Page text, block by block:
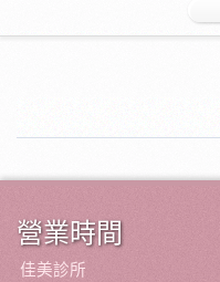
營業時間
佳美診所